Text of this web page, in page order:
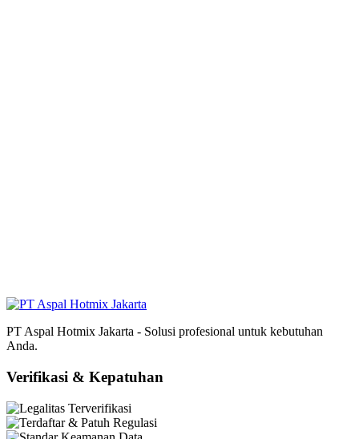
PT Aspal Hotmix Jakarta - Solusi profesional untuk kebutuhan
Anda.
Verifikasi & Kepatuhan